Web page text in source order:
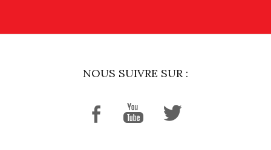
NOUS SUIVRE SUR :